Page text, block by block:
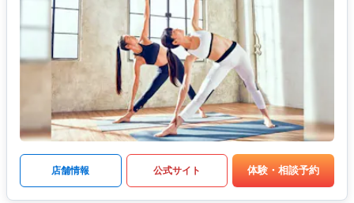
店舗情報 公式サイト 体験・相談予約